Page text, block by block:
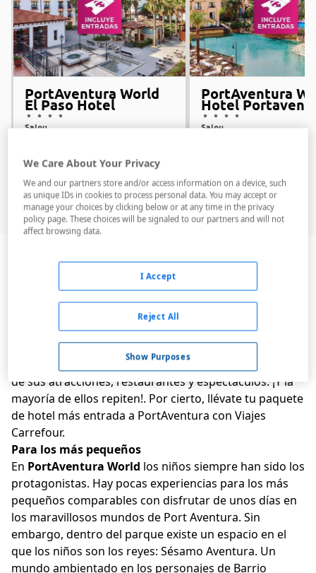
PortAventura World
El Paso Hotel
Salou
Desde 69 €
por persona Ver oferta
PortAventura
Hotel
Salou
Desde 71 €
por persona
Desde su apertura en 1995, PortAventura se ha
La inauguración de nuevos parques, como Ferrari
Land y Caribe Aquatic Park, ha hecho de PortAventura
World el mejor parque temático de todo el
Mediterráneo. Cada año, miles de visitantes disfrutan
de sus atracciones, restaurantes y espectáculos. ¡Y la
mayoría de ellos repiten!. Por cierto, llévate tu paquete
de hotel más entrada a PortAventura con Viajes
Carrefour.
Para los más pequeños
En PortAventura World los niños siempre han sido los
protagonistas. Hay pocas experiencias para los más
pequeños comparables con disfrutar de unos días en
los maravillosos mundos de Port Aventura. Sin
embargo, dentro del parque existe un espacio en el
que los niños son los reyes: Sésamo Aventura. Un
mundo ambientado en los personajes de Barrio
We Care About Your Privacy
We and our partners store and/or access information on a device, such
as unique IDs in cookies to process personal data. You may accept or
manage your choices by clicking below or at any time in the privacy
policy page. These choices will be signaled to our partners and will not
affect browsing data.
Show Purposes
Reject All
I Accept